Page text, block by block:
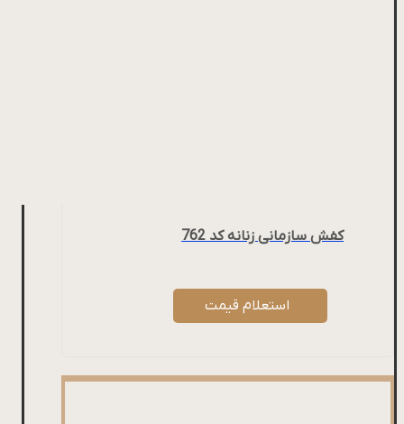
کفش سازمانی زنانه کد 762
استعلام قیمت